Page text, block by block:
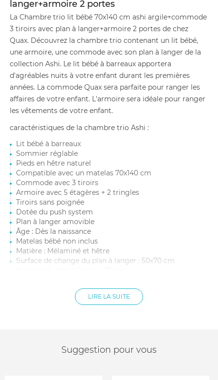
langer+armoire 2 portes
La Chambre trio lit bébé 70x140 cm ashi argile+commode
3 tiroirs avec plan à langer+armoire 2 portes de chez
Quax. Découvrez la chambre trio contenant un lit bébé,
une armoire, une commode avec son plan à langer de la
collection Ashi. Le lit bébé à barreaux apportera
d'agréables nuits à votre enfant durant les premières
années. La commode Quax sera parfaite pour ranger les
affaires de votre enfant. L'armoire sera idéale pour ranger
les vêtements de votre enfant.
caractéristiques de la chambre trio Ashi :
Lit bébé à barreaux
Sommier réglable
Pieds en hêtre naturel
Compatible avec un matelas 70x140 cm
Commode avec 3 tiroirs
Armoire avec 5 étagères + 2 tringles
Tiroirs sans poignée
Dotée du push system
Plan à langer amovible
Âge : Dès la naissance
Matelas bébé non inclus
Matière : Mélaminé et hêtre
Surface de change du plan à langer : 50x70 cm
Dimensions armoire : 96 x x58 x 196 cm
LIRE LA SUITE
Suggestion pour vous